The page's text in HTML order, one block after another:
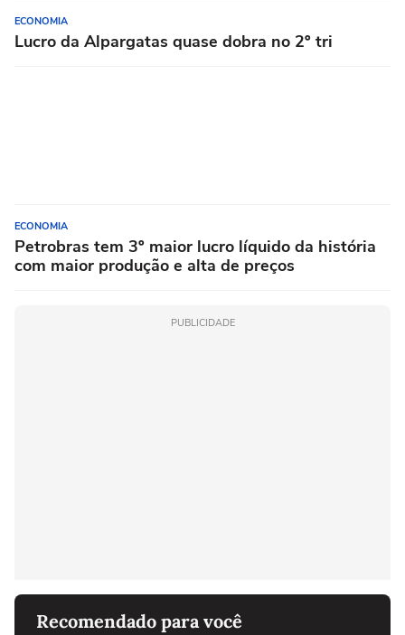
ECONOMIA
Lucro da Alpargatas quase dobra no 2º tri
ECONOMIA
Petrobras tem 3º maior lucro líquido da história
com maior produção e alta de preços
PUBLICIDADE
Recomendado para você